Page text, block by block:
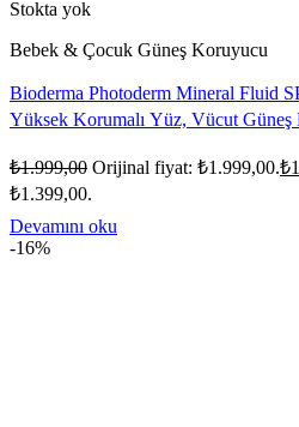
Stokta yok
Bebek & Çocuk Güneş Koruyucu
Bioderma Photoderm Mineral Fluid
Yüksek Korumalı Yüz, Vücut Güneş
₺1.999,00 Orijinal fiyat: ₺1.999,00.₺
₺1.399,00.
Devamını oku
-16%